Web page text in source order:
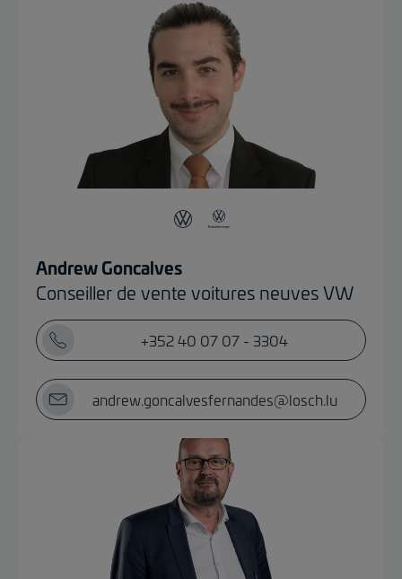
Andrew Goncalves
Conseiller de vente voitures neuves VW
+352 40 07 07 - 3304
andrew.goncalvesfernandes@losch.lu